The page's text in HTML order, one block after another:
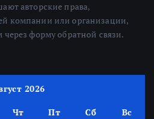
авторские права,
компании или организации,
форму обратной связи.
2026
Чт Пт Сб
Вс